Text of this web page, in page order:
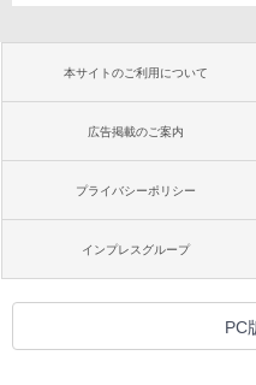
本サイトのご利用について
広告掲載のご案内
プライバシーポリシー
インプレスグループ
PC